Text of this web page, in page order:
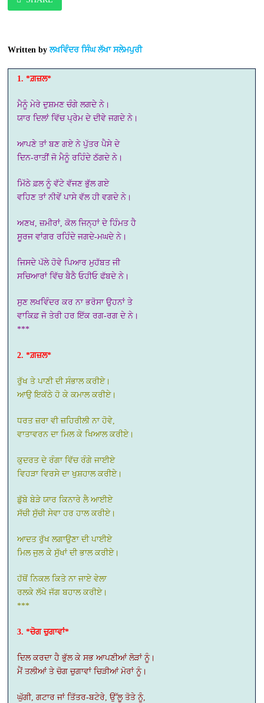
Written by ਲਖਵਿੰਦਰ ਸਿੰਘ ਲੱਖਾ ਸਲੇਮਪੁਰੀ
1. *ਗ਼ਜ਼ਲ*
ਮੈਨੂੰ ਮੇਰੇ ਦੁਸ਼ਮਣ ਚੰਗੇ ਲਗਦੇ ਨੇ।
ਯਾਰ ਦਿਲਾਂ ਵਿੱਚ ਪ੍ਰੇਮ ਦੇ ਦੀਵੇ ਜਗਦੇ ਨੇ।
ਆਪਣੇ ਤਾਂ ਬਣ ਗਏ ਨੇ ਪੁੱਤਰ ਪੈਸੇ ਦੇ
ਦਿਨ-ਰਾਤੀਂ ਜੋ ਮੈਨੂੰ ਰਹਿੰਦੇ ਠੱਗਦੇ ਨੇ।
ਮਿੱਠੇ ਫ਼ਲ ਨੂੰ ਵੱਟੇ ਵੱਜਣ ਭੁੱਲ ਗਏ
ਵਹਿਣ ਤਾਂ ਨੀਵੇਂ ਪਾਸੇ ਵੱਲ ਹੀ ਵਗਦੇ ਨੇ।
ਅਣਖ, ਜ਼ਮੀਰਾਂ, ਕੋਲ ਜਿਨ੍ਹਾਂ ਦੇ ਹਿੰਮਤ ਹੈ
ਸੂਰਜ ਵਾਂਗਰ ਰਹਿੰਦੇ ਜਗਦੇ-ਮਘਦੇ ਨੇ।
ਜਿਸਦੇ ਪੱਲੇ ਹੋਵੇ ਪਿਆਰ ਮੁਹੱਬਤ ਜੀ
ਸਚਿਆਰਾਂ ਵਿੱਚ ਬੈਠੈ ਓਹੀਓ ਫੱਬਦੇ ਨੇ।
ਸੁਣ ਲਖਵਿੰਦਰ ਕਰ ਨਾ ਭਰੋਸਾ ਉਹਨਾਂ ਤੇ
ਵਾਕਿਫ਼ ਜੋ ਤੇਰੀ ਹਰ ਇੱਕ ਰਗ-ਰਗ ਦੇ ਨੇ।
***
2. *ਗ਼ਜ਼ਲ*
ਰੁੱਖ ਤੇ ਪਾਣੀ ਦੀ ਸੰਭਾਲ ਕਰੀਏ।
ਆਉ ਇਕੱਠੇ ਹੋ ਕੇ ਕਮਾਲ ਕਰੀਏ।
ਧਰਤ ਜ਼ਰਾ ਵੀ ਜ਼ਹਿਰੀਲੀ ਨਾ ਹੋਵੇ,
ਵਾਤਾਵਰਨ ਦਾ ਮਿਲ ਕੇ ਖਿਆਲ ਕਰੀਏ।
ਕੁਦਰਤ ਦੇ ਰੰਗਾ ਵਿੱਚ ਰੰਗੇ ਜਾਈਏ
ਵਿਹੜਾ ਵਿਰਸੇ ਦਾ ਖੁਸ਼ਹਾਲ ਕਰੀਏ।
ਡੁੱਬੇ ਬੇੜੇ ਯਾਰ ਕਿਨਾਰੇ ਲੈ ਆਈਏ
ਸੱਚੀ ਸੁੱਚੀ ਸੇਵਾ ਹਰ ਹਾਲ ਕਰੀਏ।
ਆਦਤ ਰੁੱਖ ਲਗਾਉਣਾ ਦੀ ਪਾਈਏ
ਮਿਲ ਜੁਲ ਕੇ ਸੁੱਖਾਂ ਦੀ ਭਾਲ ਕਰੀਏ।
ਹੱਥੋਂ ਨਿਕਲ ਕਿਤੇ ਨਾ ਜਾਏ ਵੇਲਾ
ਰਲਕੇ ਲੱਖੇ ਜੱਗ ਬਹਾਲ ਕਰੀਏ।
***
3. *ਚੋਗ ਚੁਗਾਵਾਂ*
ਦਿਲ ਕਰਦਾ ਹੈ ਭੁੱਲ ਕੇ ਸਭ ਆਪਣੀਆਂ ਲੋੜਾਂ ਨੂੰ।
ਮੈਂ ਤਲੀਆਂ ਤੇ ਚੋਗ ਚੁਗਾਵਾਂ ਚਿੜੀਆਂ ਮੋਰਾਂ ਨੂੰ।
ਘੁੱਗੀ, ਗਟਾਰ ਜਾਂ ਤਿੱਤਰ-ਬਟੇਰੇ, ਉੱਲੂ ਤੋਤੇ ਨੂੰ,